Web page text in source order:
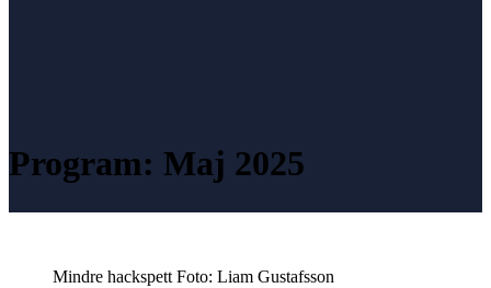
Program: Maj 2025
Mindre hackspett Foto: Liam Gustafsson